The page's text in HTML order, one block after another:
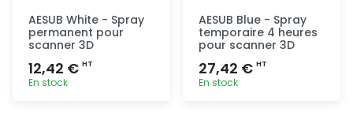
AESUB White - Spray
permanent pour
scanner 3D
12,42 € HT
En stock
AESUB Blue - Spray
temporaire 4 heures
pour scanner 3D
27,42 € HT
En stock